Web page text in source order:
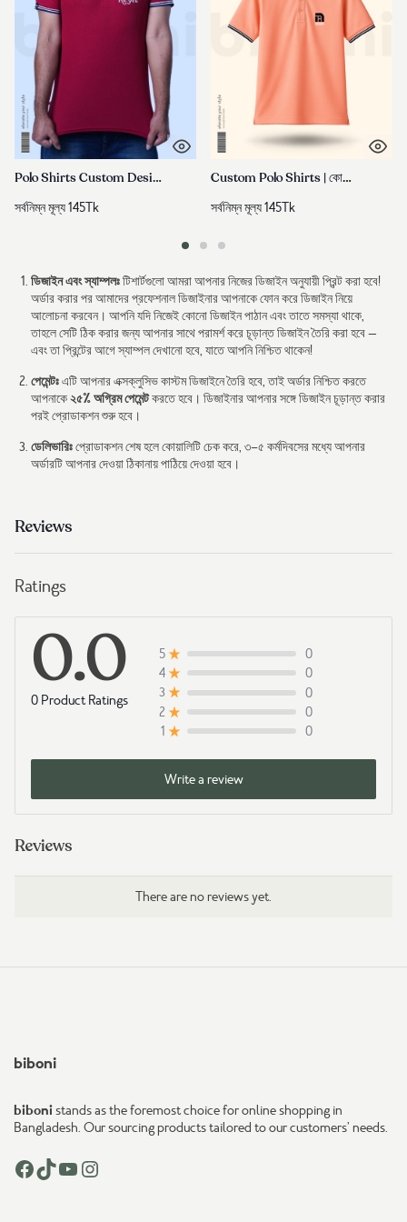
Polo Shirts Custom Design | ব্রান্ডিং নামে পলো শার্ট তৈরি করুন
সর্বনিম্ন মূল্য145Tk
Custom Polo Shirts | কোম্পানি নামে পলো শার্ট তৈরি করুন
সর্বনিম্ন মূল্য145Tk
ডিজাইন এবং স্যাম্পলঃটিশার্টগুলো আমরা আপনার নিজের ডিজাইন অনুযায়ী প্রিন্ট করা হবে!
অর্ডার করার পর আমাদের প্রফেশনাল ডিজাইনার আপনাকে ফোন করে ডিজাইন নিয়ে
আলোচনা করবেন। আপনি যদি নিজেই কোনো ডিজাইন পাঠান এবং তাতে সমস্যা থাকে,
তাহলে সেটি ঠিক করার জন্য আপনার সাথে পরামর্শ করে চূড়ান্ত ডিজাইন তৈরি করা হবে —
এবং তা প্রিন্টের আগে স্যাম্পল দেখানো হবে, যাতে আপনি নিশ্চিত থাকেন!
পেমেন্টঃএটি আপনার এক্সক্লুসিভ কাস্টম ডিজাইনে তৈরি হবে, তাই অর্ডার নিশ্চিত করতে
আপনাকে২৫% অগ্রিম পেমেন্টকরতে হবে। ডিজাইনার আপনার সঙ্গে ডিজাইন চূড়ান্ত করার
পরই প্রোডাকশন শুরু হবে।
ডেলিভারিঃপ্রোডাকশন শেষ হলে কোয়ালিটি চেক করে, ৩–৫ কর্মদিবসের মধ্যে আপনার
অর্ডারটি আপনার দেওয়া ঠিকানায় পাঠিয়ে দেওয়া হবে।
Reviews
Ratings
0.0
0 Product Ratings
5
0
4
0
3
0
2
0
1
0
Write a review
Reviews
There are no reviews yet.
biboni
bibonistands as the foremost choice for online shopping in
Bangladesh. Our sourcing products tailored to our customers’ needs.
Facebook TikTok YouTube Instagram